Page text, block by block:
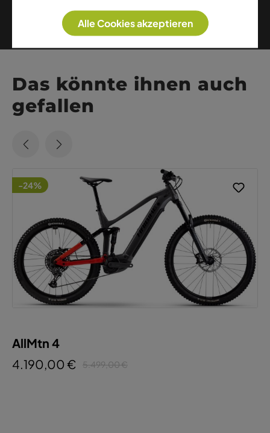
Das könnte ihnen auch
gefallen
-24%
AllMtn 4
4.190,00 €
5.499,00 €
Alle Cookies akzeptieren